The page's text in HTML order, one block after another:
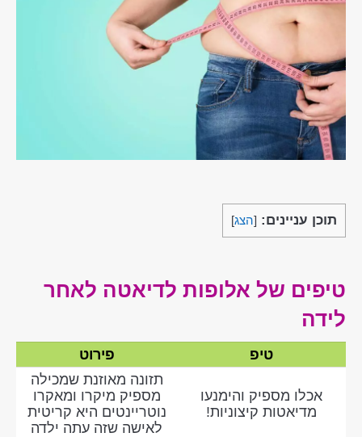
תוכן עניינים: [הצג]
טיפים של אלופות לדיאטה לאחר
לידה
טיפ פירוט
אכלו מספיק והימנעו
מדיאטות קיצוניות!
תזונה מאוזנת שמכילה
מספיק מיקרו ומאקרו
נוטריינטים היא קריטית
לאישה שזה עתה ילדה